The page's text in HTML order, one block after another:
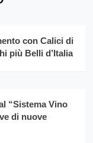
con Calici di
più Belli d’Italia
“Sistema Vino
di nuove